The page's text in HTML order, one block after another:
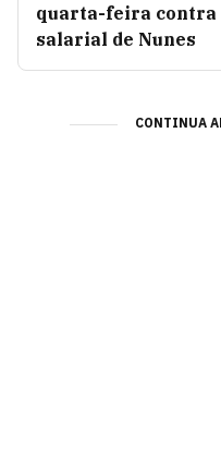
quarta-feira contra
salarial de Nunes
CONTINUA